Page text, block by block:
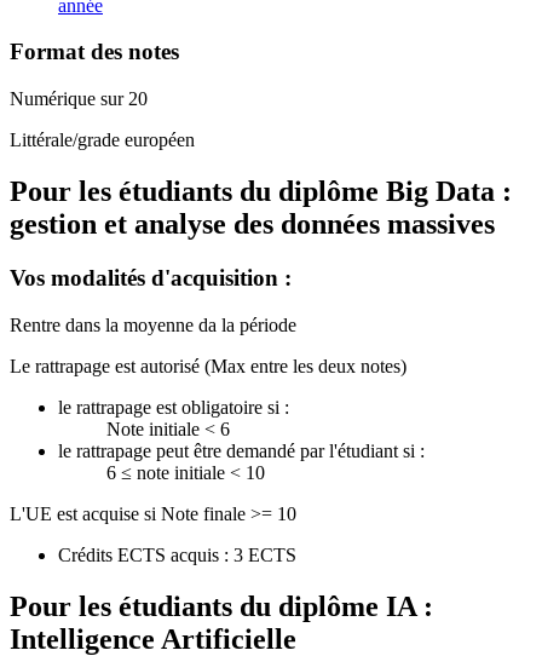
année
Format des notes
Numérique sur 20
Littérale/grade européen
Pour les étudiants du diplôme Big Data :
gestion et analyse des données massives
Vos modalités d'acquisition :
Rentre dans la moyenne da la période
Le rattrapage est autorisé (Max entre les deux notes)
le rattrapage est obligatoire si :
Note initiale < 6
le rattrapage peut être demandé par l'étudiant si :
6 ≤ note initiale < 10
L'UE est acquise si Note finale >= 10
Crédits ECTS acquis : 3 ECTS
Pour les étudiants du diplôme IA :
Intelligence Artificielle